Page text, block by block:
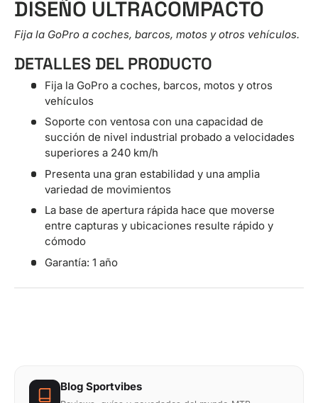
DISEÑO ULTRACOMPACTO
Fija la GoPro a coches, barcos, motos y otros vehículos.
DETALLES DEL PRODUCTO
Fija la GoPro a coches, barcos, motos y otros
vehículos
Soporte con ventosa con una capacidad de
succión de nivel industrial probado a velocidades
superiores a 240 km/h
Presenta una gran estabilidad y una amplia
variedad de movimientos
La base de apertura rápida hace que moverse
entre capturas y ubicaciones resulte rápido y
cómodo
Garantía: 1 año
Blog Sportvibes